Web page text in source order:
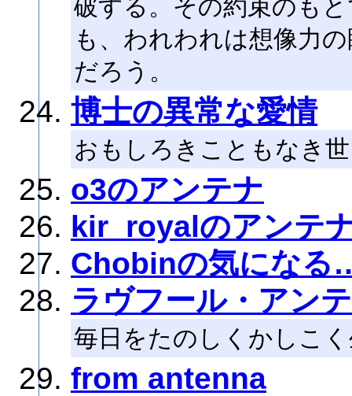
破する。その約束のも
も、われわれは想像力
だろう。
博士の異常な愛情
おもしろきこともなき
o3のアンテナ
kir_royalのアンテ
Chobinの気になる
ラヴフール・アン
毎日をたのしくかしこ
from antenna